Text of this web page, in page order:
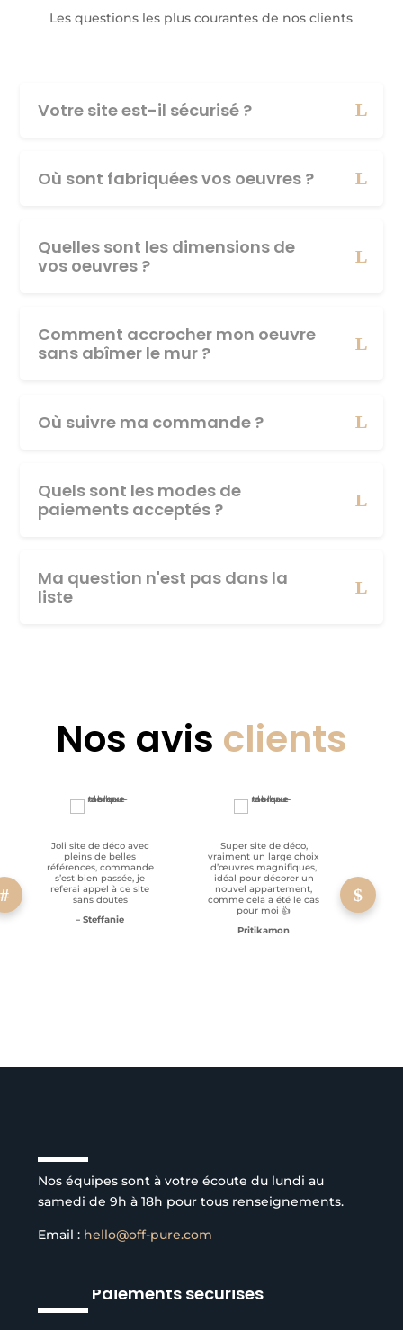
Les questions les plus courantes de nos clients
Votre site est-il sécurisé ?
Où sont fabriquées vos oeuvres ?
Quelles sont les dimensions de
vos oeuvres ?
Comment accrocher mon oeuvre
sans abîmer le mur ?
Où suivre ma commande ?
Quels sont les modes de
paiements acceptés ?
Ma question n'est pas dans la
liste
Nos avis clients
Joli site de déco avec
pleins de belles
références, commande
s’est bien passée, je
referai appel à ce site
sans doutes
– Steffanie
Super site de déco,
vraiment un large choix
d’œuvres magnifiques,
idéal pour décorer un
nouvel appartement,
comme cela a été le cas
pour moi 👍
Pritikamon
Nos équipes sont à votre écoute du lundi au
samedi de 9h à 18h pour tous renseignements.
Email : hello@off-pure.com
Paiements sécurisés